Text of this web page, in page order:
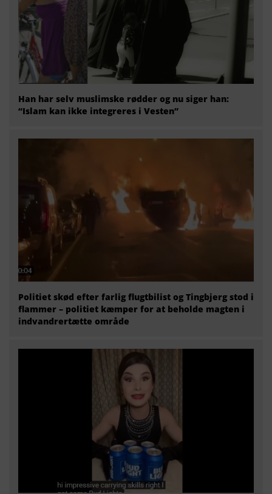
Han har selv muslimske rødder og nu siger han:
“Islam kan ikke integreres i Vesten”
Politiet skød efter farlig flugtbilist og Tingbjerg stod i
flammer – politiet kæmper for at beholde magten i
indvandrertætte område